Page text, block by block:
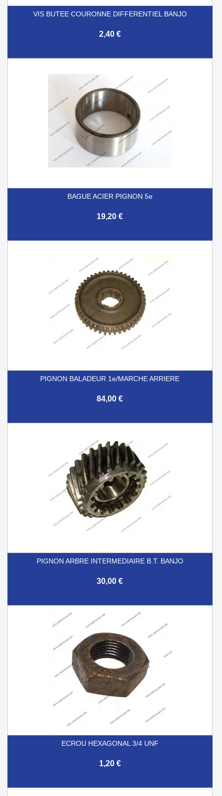
VIS BUTEE COURONNE DIFFERENTIEL BANJO
2,40 €
BAGUE ACIER PIGNON 5e
19,20 €
PIGNON BALADEUR 1e/MARCHE ARRIERE
84,00 €
PIGNON ARBRE INTERMEDIAIRE B.T. BANJO
30,00 €
ECROU HEXAGONAL 3/4 UNF
1,20 €